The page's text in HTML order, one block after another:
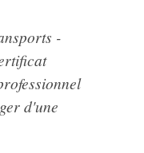
-
d'une